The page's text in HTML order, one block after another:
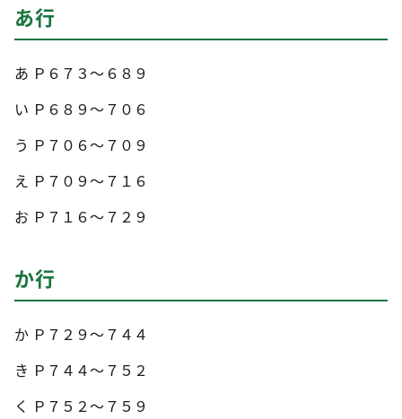
あ行
あ Ｐ６７３～６８９
い Ｐ６８９～７０６
う Ｐ７０６～７０９
え Ｐ７０９～７１６
お Ｐ７１６～７２９
か行
か Ｐ７２９～７４４
き Ｐ７４４～７５２
く Ｐ７５２～７５９